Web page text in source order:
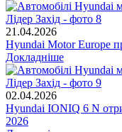
21.04.2026
Hyundai Motor Europe
Докладніше
02.04.2026
Hyundai IONIQ 6 N
2026